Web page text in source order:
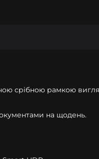
срібною рамкою
на щодень.